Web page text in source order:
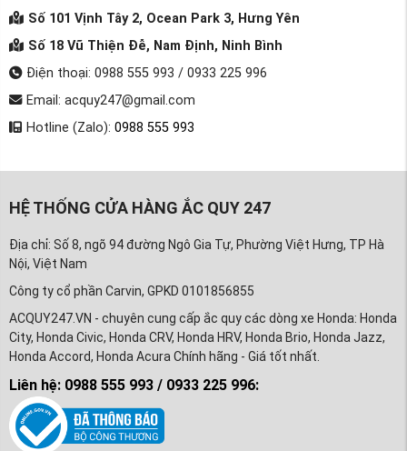
Số 101 Vịnh Tây 2, Ocean Park 3, Hưng Yên
Số 18 Vũ Thiện Đễ, Nam Định, Ninh Bình
Điện thoại: 0988 555 993 / 0933 225 996
Email: acquy247@gmail.com
Hotline (Zalo): 0988 555 993
HỆ THỐNG CỬA HÀNG ẮC QUY 247
Địa chỉ: Số 8, ngõ 94 đường Ngô Gia Tự, Phường Việt Hưng, TP Hà
Nội, Việt Nam
Công ty cổ phần Carvin, GPKD 0101856855
ACQUY247.VN - chuyên cung cấp ắc quy các dòng xe Honda: Honda
City, Honda Civic, Honda CRV, Honda HRV, Honda Brio, Honda Jazz,
Honda Accord, Honda Acura Chính hãng - Giá tốt nhất.
Liên hệ: 0988 555 993 / 0933 225 996: